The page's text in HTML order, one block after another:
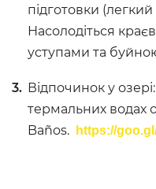
підготовки
Насолодіться
уступами та
Відпочинок у
термальних водах
Baños.
https://